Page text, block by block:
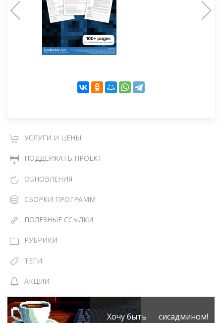
УСЛУГИ И ЦЕНЫ
ПОДДЕРЖАТЬ ПРОЕКТ
ОБНОВЛЕНИЯ
СБОРКИ ПРОГРАММ
ПОЛЕЗНЫЕ ССЫЛКИ
РУБРИКИ
ТЕГИ
АКЦИИ
Хочу быть сисадмином!